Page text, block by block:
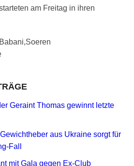
am Freitag in ihren
Geraint Thomas gewinnt letzte
aus Ukraine sorgt für
Fall
mit Gala gegen Ex-Club